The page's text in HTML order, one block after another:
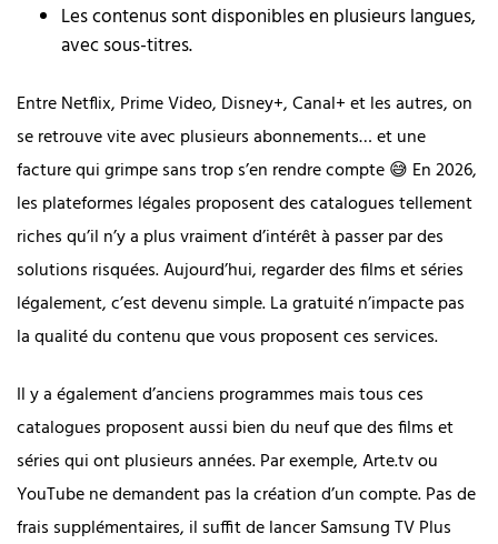
Les contenus sont disponibles en plusieurs langues,
avec sous-titres.
Entre Netflix, Prime Video, Disney+, Canal+ et les autres, on
se retrouve vite avec plusieurs abonnements… et une
facture qui grimpe sans trop s’en rendre compte 😅 En 2026,
les plateformes légales proposent des catalogues tellement
riches qu’il n’y a plus vraiment d’intérêt à passer par des
solutions risquées. Aujourd’hui, regarder des films et séries
légalement, c’est devenu simple. La gratuité n’impacte pas
la qualité du contenu que vous proposent ces services.
Il y a également d’anciens programmes mais tous ces
catalogues proposent aussi bien du neuf que des films et
séries qui ont plusieurs années. Par exemple, Arte.tv ou
YouTube ne demandent pas la création d’un compte. Pas de
frais supplémentaires, il suffit de lancer Samsung TV Plus